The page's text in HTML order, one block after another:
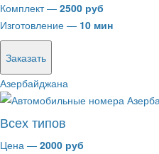
Комплект — 2500 руб
Изготовление — 10 мин
Заказать
Азербайджана
Всех типов
Цена — 2000 руб